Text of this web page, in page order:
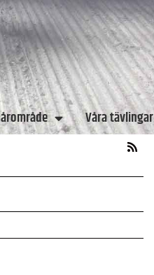
Våra tävlingar